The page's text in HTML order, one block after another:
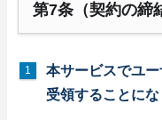
第7条（契約の締
本サービスでユ
受領することにな